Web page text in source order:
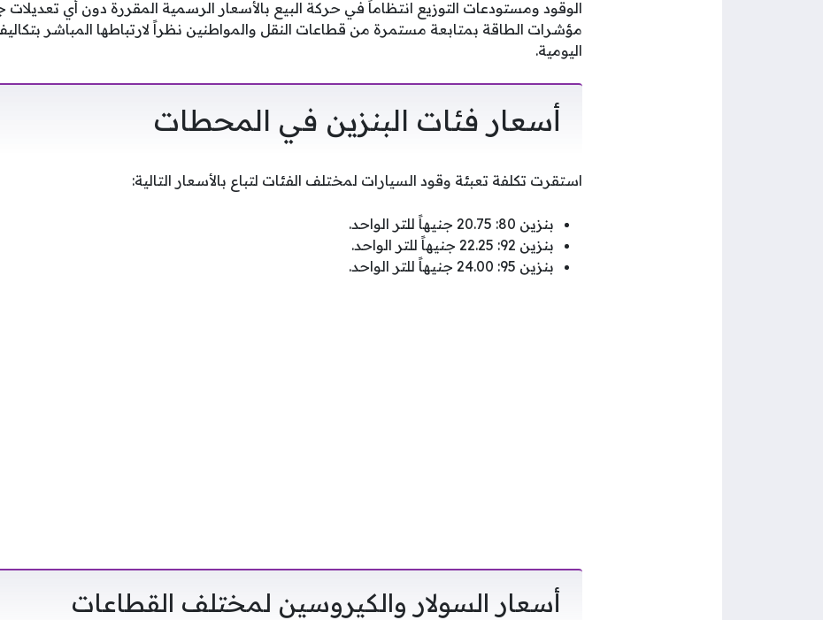
الوقود ومستودعات التوزيع انتظاماً في حركة البيع بالأسعار الرسمية المقررة دون أي
مؤشرات الطاقة بمتابعة مستمرة من قطاعات النقل والمواطنين نظراً لارتباطها المباشر
اليومية.
أسعار فئات البنزين في المحطات
استقرت تكلفة تعبئة وقود السيارات لمختلف الفئات لتباع بالأسعار التالية:
بنزين 80: 20.75 جنيهاً للتر الواحد.
بنزين 92: 22.25 جنيهاً للتر الواحد.
بنزين 95: 24.00 جنيهاً للتر الواحد.
أسعار السولار والكيروسين لمختلف القطاعات